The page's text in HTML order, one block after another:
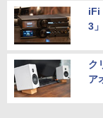
iFi
3
ク
ア